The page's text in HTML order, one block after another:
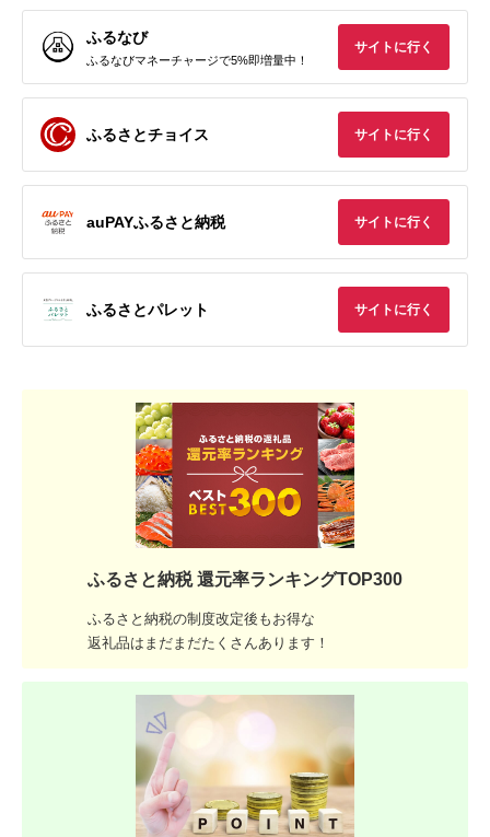
ふるなび
ふるなびマネーチャージで5%即増量中！
サイトに行く
ふるさとチョイス サイトに行く
auPAYふるさと納税 サイトに行く
ふるさとパレット サイトに行く
ふるさと納税 還元率ランキングTOP300
ふるさと納税の制度改定後もお得な
返礼品はまだまだたくさんあります！